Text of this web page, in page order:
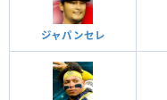
ジャパンセレ